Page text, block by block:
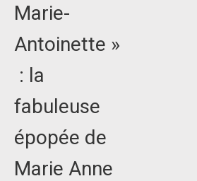
Marie-
Antoinette »
: la
fabuleuse
épopée de
Marie Anne